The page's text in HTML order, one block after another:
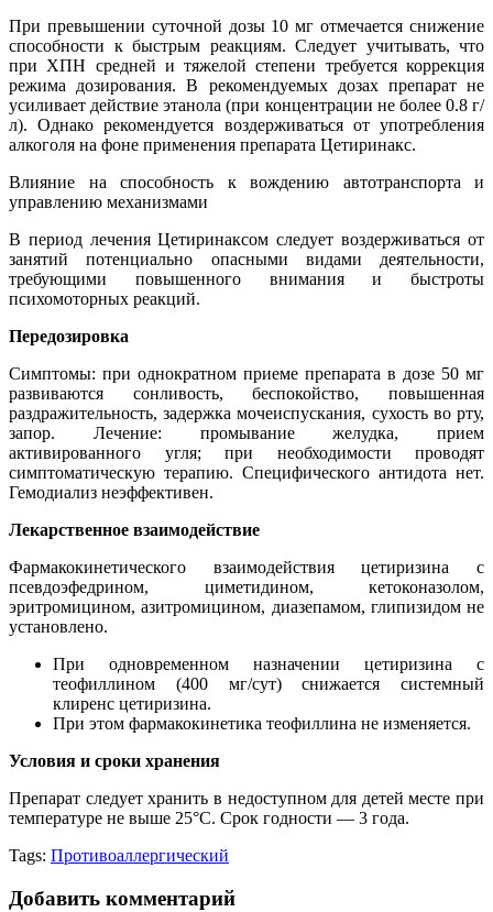
При превышении суточной дозы 10 мг отмечается снижение
способности к быстрым реакциям. Следует учитывать, что
при ХПН средней и тяжелой степени требуется коррекция
режима дозирования. В рекомендуемых дозах препарат не
усиливает действие этанола (при концентрации не более 0.8 г/
л). Однако рекомендуется воздерживаться от употребления
алкоголя на фоне применения препарата Цетиринакс.
Влияние на способность к вождению автотранспорта и
управлению механизмами
В период лечения Цетиринаксом следует воздерживаться от
занятий потенциально опасными видами деятельности,
требующими повышенного внимания и быстроты
психомоторных реакций.
Передозировка
Симптомы: при однократном приеме препарата в дозе 50 мг
развиваются сонливость, беспокойство, повышенная
раздражительность, задержка мочеиспускания, сухость во рту,
запор. Лечение: промывание желудка, прием
активированного угля; при необходимости проводят
симптоматическую терапию. Специфического антидота нет.
Гемодиализ неэффективен.
Лекарственное взаимодействие
Фармакокинетического взаимодействия цетиризина с
псевдоэфедрином, циметидином, кетоконазолом,
эритромицином, азитромицином, диазепамом, глипизидом не
установлено.
При одновременном назначении цетиризина с
теофиллином (400 мг/сут) снижается системный
клиренс цетиризина.
При этом фармакокинетика теофиллина не изменяется.
Условия и сроки хранения
Препарат следует хранить в недоступном для детей месте при
температуре не выше 25°C. Срок годности — 3 года.
Tags: Противоаллергический
Добавить комментарий